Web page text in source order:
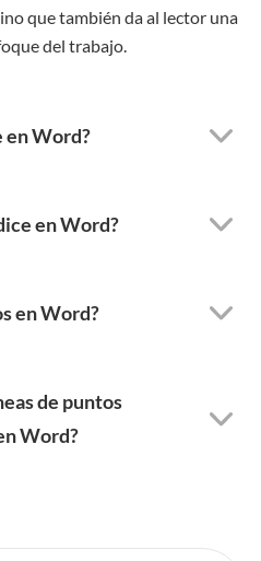
que también da al lector una
del trabajo.
en Word?
en Word?
en Word?
de puntos
Word?